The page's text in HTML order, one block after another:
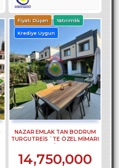
Fiyatı Düşen Yatırımlık
Krediye Uygun
NAZAR EMLAK TAN BODRUM
TURGUTREİS `TE ÖZEL MİMARI
14,750,000